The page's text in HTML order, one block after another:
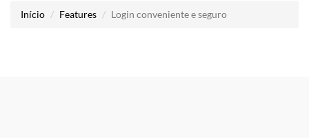
Início Features Login conveniente e seguro